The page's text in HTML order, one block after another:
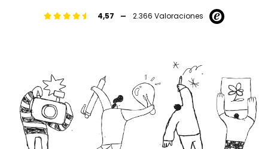
4,57 - 2.366 Valoraciones